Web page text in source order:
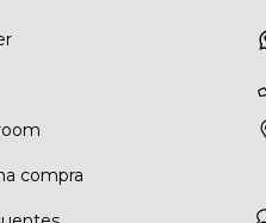
compra